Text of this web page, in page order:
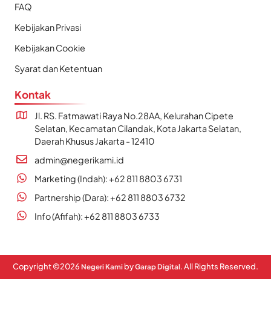
FAQ
Kebijakan Privasi
Kebijakan Cookie
Syarat dan Ketentuan
Kontak
Jl. RS. Fatmawati Raya No.28AA, Kelurahan Cipete
Selatan, Kecamatan Cilandak, Kota Jakarta Selatan,
Daerah Khusus Jakarta - 12410
admin@negerikami.id
Marketing (Indah): +62 811 8803 6731
Partnership (Dara): +62 811 8803 6732
Info (Afifah): +62 811 8803 6733
Copyright ©2026 Negeri Kami byGarap Digital. All Rights Reserved.